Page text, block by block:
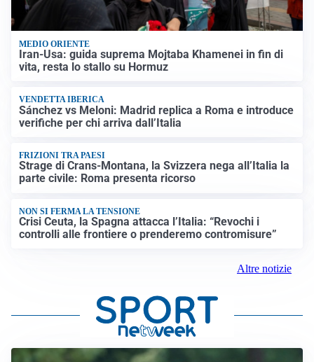
MEDIO ORIENTE
Iran-Usa: guida suprema Mojtaba Khamenei in fin di
vita, resta lo stallo su Hormuz
VENDETTA IBERICA
Sánchez vs Meloni: Madrid replica a Roma e introduce
verifiche per chi arriva dall’Italia
FRIZIONI TRA PAESI
Strage di Crans-Montana, la Svizzera nega all’Italia la
parte civile: Roma presenta ricorso
NON SI FERMA LA TENSIONE
Crisi Ceuta, la Spagna attacca l’Italia: “Revochi i
controlli alle frontiere o prenderemo contromisure”
Altre notizie